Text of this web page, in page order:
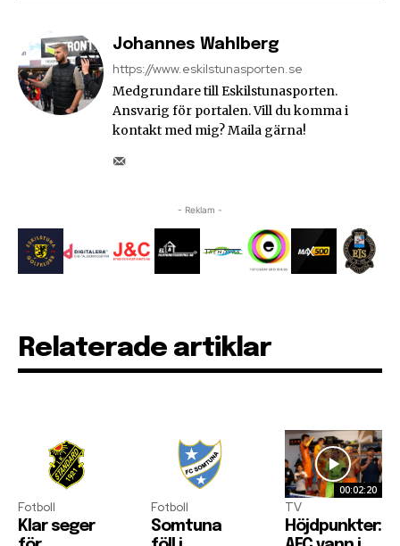
Johannes Wahlberg
https://www.eskilstunasporten.se
Medgrundare till Eskilstunasporten.
Ansvarig för portalen. Vill du komma i
kontakt med mig? Maila gärna!
- Reklam -
Relaterade artiklar
Fotboll
Klar seger
Fotboll
Somtuna
00:02:20
TV
Höjdpunkter: